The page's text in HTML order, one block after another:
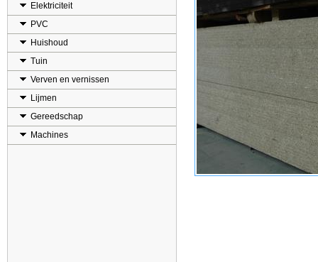
Elektriciteit
PVC
Huishoud
Tuin
Verven en vernissen
Lijmen
Gereedschap
Machines